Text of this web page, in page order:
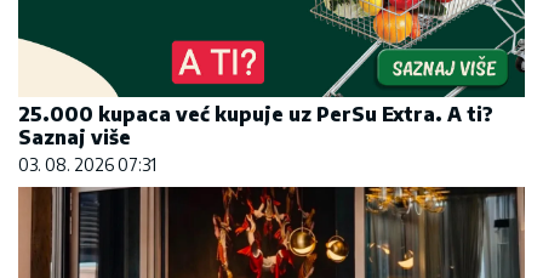
25.000 kupaca već kupuje uz PerSu Extra. A ti?
Saznaj više
03. 08. 2026 07:31